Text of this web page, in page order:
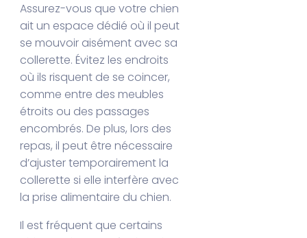
Assurez-vous que votre chien
ait un espace dédié où il peut
se mouvoir aisément avec sa
collerette. Évitez les endroits
où ils risquent de se coincer,
comme entre des meubles
étroits ou des passages
encombrés. De plus, lors des
repas, il peut être nécessaire
d’ajuster temporairement la
collerette si elle interfère avec
la prise alimentaire du chien.
Il est fréquent que certains